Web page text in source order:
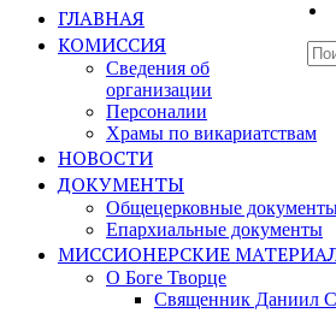
ГЛАВНАЯ
КОМИССИЯ
Сведения об
организации
Персоналии
Храмы по викариатствам
НОВОСТИ
ДОКУМЕНТЫ
Общецерковные
Епархиальные документы
МИССИОНЕРСКИЕ
О Боге Творце
Священник Даниил